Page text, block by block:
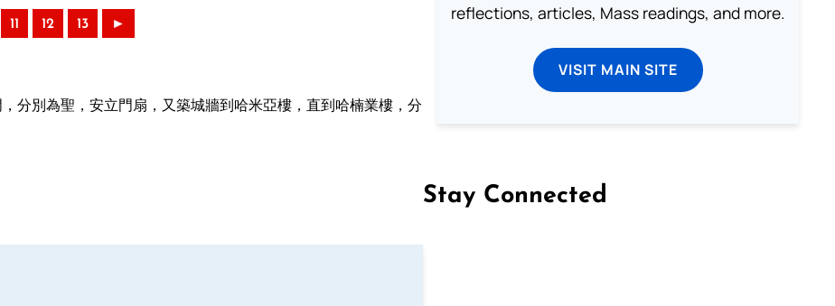
11 12 13 ►
分別為聖，安立門扇，又築城牆到哈米亞樓，直到哈楠業樓，分
reflections, articles, Mass readings, and more.
VISIT MAIN SITE
Stay Connected